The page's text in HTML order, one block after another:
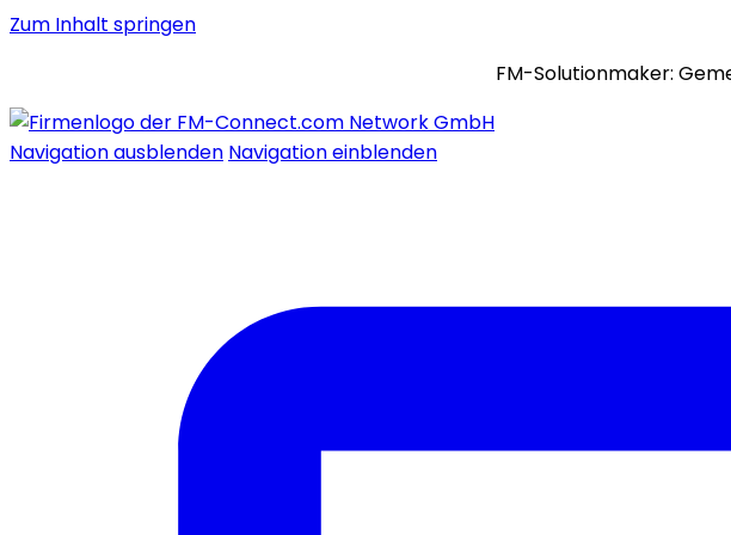
Zum Inhalt springen
FM-Solutionmaker:
Navigation ausblenden Navigation einblenden